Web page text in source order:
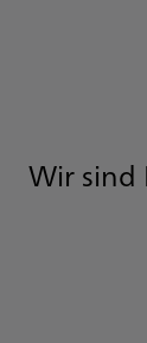
Wir sind